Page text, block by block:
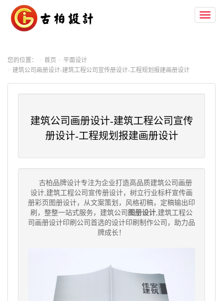
您的位置： 首页
平面设计
建筑公司画册设计-建筑工程公司宣传册设计-工程规划报建画册设计
建筑公司画册设计-建筑工程公司宣传
册设计-工程规划报建画册设计
古柏品牌设计专注为企业打造高品质建筑公司画册
设计,建筑工程公司宣传册设计，树立行业标杆宣传画
册彩页图册设计，从文案策划，风格初稿，定稿输出印
刷，整整一站式服务，建筑公司 图册设计,建筑工程公
司画册设计印刷公司首选的设计印刷制作公司，助力品
牌成长！